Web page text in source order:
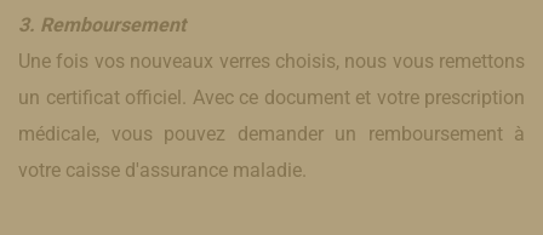
3. Remboursement
Une fois vos nouveaux verres choisis, nous vous remettons
un certificat officiel. Avec ce document et votre prescription
médicale, vous pouvez demander un remboursement à
votre caisse d'assurance maladie.